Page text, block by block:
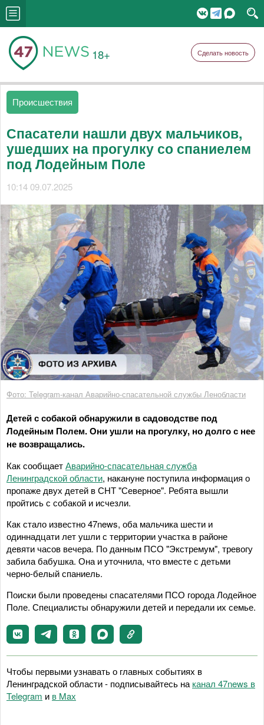
18+ Сделать новость
Происшествия
Спасатели нашли двух мальчиков,
ушедших на прогулку со спаниелем
под Лодейным Поле
10:14 09.07.2025
Фото: Telegram-канал Аварийно-спасательной службы Ленобласти
Детей с собакой обнаружили в садоводстве под
Лодейным Полем. Они ушли на прогулку, но долго с нее
не возвращались.
Как сообщаетАварийно-спасательная служба
Ленинградской области, накануне поступила информация о
пропаже двух детей в СНТ "Северное". Ребята вышли
пройтись с собакой и исчезли.
Как стало известно 47news, оба мальчика шести и
одиннадцати лет ушли с территории участка в районе
девяти часов вечера. По данным ПСО "Экстремум", тревогу
забила бабушка. Она и уточнила, что вместе с детьми
черно-белый спаниель.
Поиски были проведены спасателями ПСО города Лодейное
Поле. Специалисты обнаружили детей и передали их семье.
Чтобы первыми узнавать о главных событиях в
Ленинградской области - подписывайтесь на канал 47news в
Telegram и в Maх